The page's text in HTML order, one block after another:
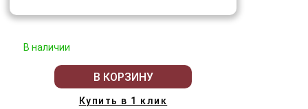
В наличии
В КОРЗИНУ
Купить в 1 клик